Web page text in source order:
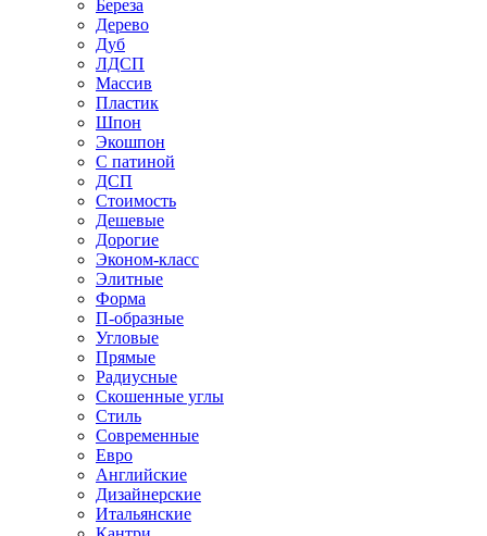
Береза
Дерево
Дуб
ЛДСП
Массив
Пластик
Шпон
Экошпон
С патиной
ДСП
Стоимость
Дешевые
Дорогие
Эконом-класс
Элитные
Форма
П-образные
Угловые
Прямые
Радиусные
Скошенные углы
Стиль
Современные
Евро
Английские
Дизайнерские
Итальянские